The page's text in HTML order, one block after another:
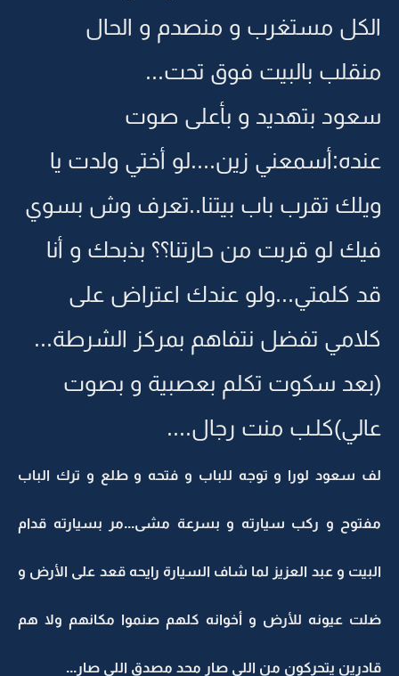
الكل مستغرب و منصدم و الحال
منقلب بالبيت فوق تحت...
سعود بتهديد و بأعلى صوت
عنده:أسمعني زين....لو أختي ولدت يا
ويلك تقرب باب بيتنا..تعرف وش بسوي
فيك لو قربت من حارتنا؟؟ بذبحك و أنا
قد كلمتي...ولو عندك اعتراض على
كلامي تفضل نتفاهم بمركز الشرطة...
(بعد سكوت تكلم بعصبية و بصوت
عالي)كلـب منت رجال....
لف سعود لورا و توجه للباب و فتحه و طلع و ترك الباب
مفتوح و ركب سيارته و بسرعة مشى...مر بسيارته قدام
البيت و عبد العزيز لما شاف السيارة رايحه قعد على الأرض و
ضلت عيونه للأرض و أخوانه كلهم صنموا مكانهم ولا هم
قادرين يتحركون من اللي صار محد مصدق اللي صار...